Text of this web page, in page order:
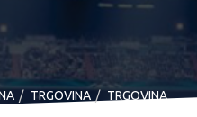
TRGOVINA
TRGOVINA